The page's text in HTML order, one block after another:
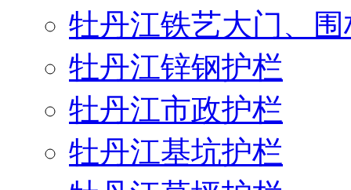
牡丹江铁艺大门、围
牡丹江锌钢护栏
牡丹江市政护栏
牡丹江基坑护栏